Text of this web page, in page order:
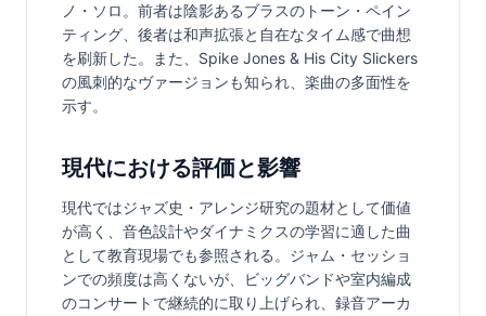
ノ・ソロ。前者は陰影あるブラスのトーン・ペイン
ティング、後者は和声拡張と自在なタイム感で曲想
を刷新した。また、Spike Jones & His City Slickers
の風刺的なヴァージョンも知られ、楽曲の多面性を
示す。
現代における評価と影響
現代ではジャズ史・アレンジ研究の題材として価値
が高く、音色設計やダイナミクスの学習に適した曲
として教育現場でも参照される。ジャム・セッショ
ンでの頻度は高くないが、ビッグバンドや室内編成
のコンサートで継続的に取り上げられ、録音アーカ